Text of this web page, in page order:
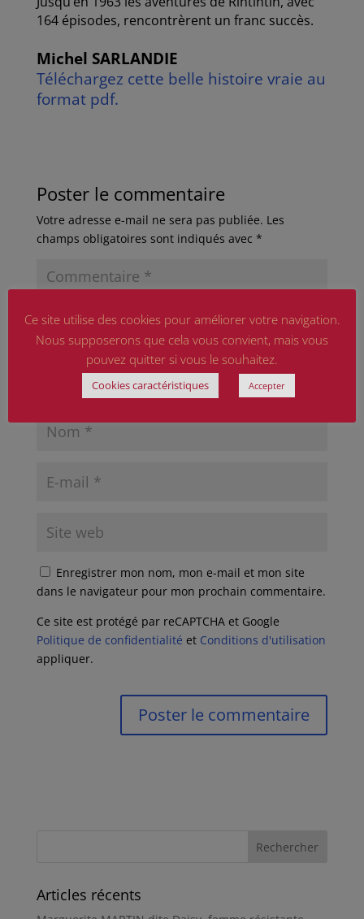
164 épisodes, rencontrèrent un franc succès.
Michel SARLANDIE
Téléchargez cette belle histoire vraie au
format pdf.
Poster le commentaire
Votre adresse e-mail ne sera pas publiée. Les
champs obligatoires sont indiqués avec *
Enregistrer mon nom, mon e-mail et mon site
dans le navigateur pour mon prochain commentaire.
Ce site est protégé par reCAPTCHA et Google
Politique de confidentialité et Conditions d'utilisation
appliquer.
Articles récents
Ce site utilise des cookies pour améliorer votre navigation.
Nous supposerons que cela vous convient, mais vous
pouvez quitter si vous le souhaitez.
Cookies caractéristiques Accepter